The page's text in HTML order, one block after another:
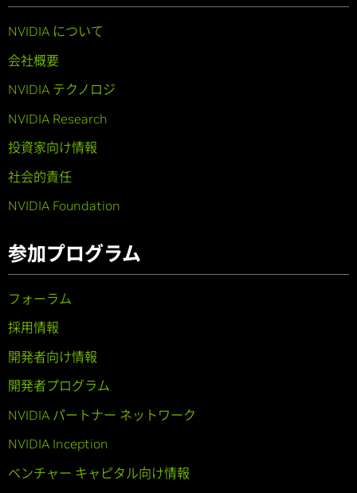
NVIDIA について
会社概要
NVIDIA テクノロジ
NVIDIA Research
投資家向け情報
社会的責任
NVIDIA Foundation
参加プログラム
フォーラム
採用情報
開発者向け情報
開発者プログラム
NVIDIA パートナー ネットワーク
NVIDIA Inception
ベンチャー キャピタル向け情報